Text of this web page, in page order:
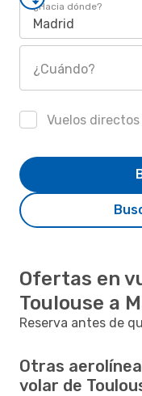
¿Hacia dónde?
Madrid
¿Cuándo?
Vuelos directos
Ofertas en
Toulouse a
Reserva antes de
Otras
volar de